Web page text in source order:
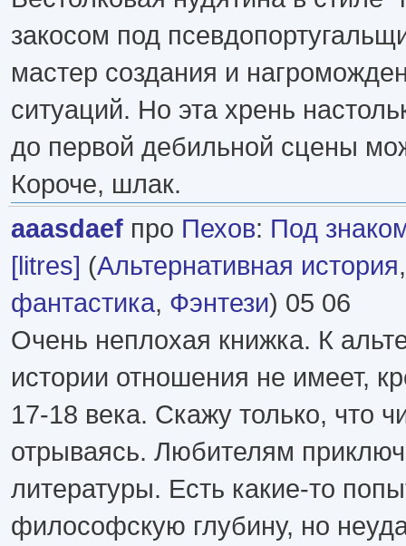
закосом под
мастер создания и
ситуаций. Но эта хрень
до первой дебильной сцены
Короче, шлак.
aaasdaef про Пехов: Под
[litres] (Альтернативная история
фантастика, Фэнтези) 05 06
Очень неплохая книжка. К
истории отношения не имеет,
17-18 века. Скажу только, что
отрываясь. Любителям
литературы. Есть какие-то
философскую глубину, но